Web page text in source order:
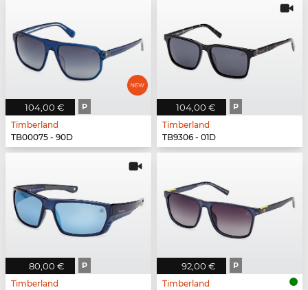
104,00 € P
Timberland
TB00075 - 90D
104,00 € P
Timberland
TB9306 - 01D
80,00 € P
Timberland
92,00 € P
Timberland